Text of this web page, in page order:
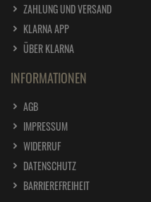
ZAHLUNG UND VERSAND
KLARNA APP
ÜBER KLARNA
INFORMATIONEN
AGB
IMPRESSUM
WIDERRUF
DATENSCHUTZ
BARRIEREFREIHEIT